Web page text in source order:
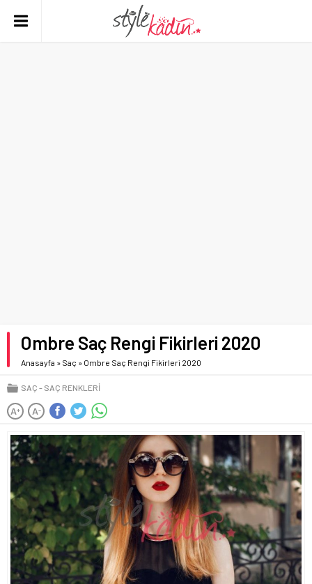
Ombre Saç Rengi Fikirleri 2020
Anasayfa » Saç » Ombre Saç Rengi Fikirleri 2020
SAÇ SAÇ RENKLERI
A+ A-